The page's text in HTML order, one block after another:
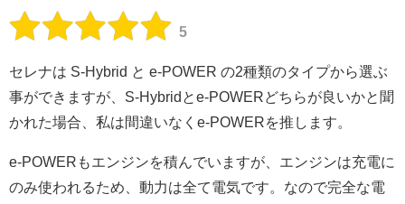
5
セレナは S-Hybrid と e-POWER の2種類のタイプから選ぶ
事ができますが、S-Hybridとe-POWERどちらが良いかと聞
かれた場合、私は間違いなくe-POWERを推します。
e-POWERもエンジンを積んでいますが、エンジンは充電に
のみ使われるため、動力は全て電気です。なので完全な電